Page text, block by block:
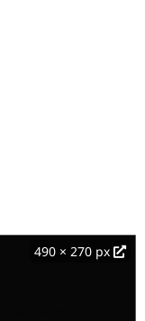
490 × 270 px